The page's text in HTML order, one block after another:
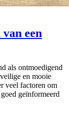
een
als ontmoedigend
en mooie
veel factoren om
geïnformeerd